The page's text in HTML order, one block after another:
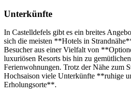
Unterkünfte
In Castelldefels gibt es ein breites
sich die meisten **Hotels in
Besucher aus einer Vielfalt von
luxuriösen Resorts bis hin zu
Ferienwohnungen. Trotz der Nähe zum
Hochsaison viele Unterkünfte **ruhige
Erholungsorte**.